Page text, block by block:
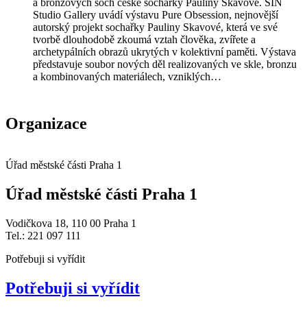
a bronzových soch české sochařky Pauliny Skavové. SIN
Studio Gallery uvádí výstavu Pure Obsession, nejnovější
autorský projekt sochařky Pauliny Skavové, která ve své
tvorbě dlouhodobě zkoumá vztah člověka, zvířete a
archetypálních obrazů ukrytých v kolektivní paměti. Výstava
představuje soubor nových děl realizovaných ve skle, bronzu
a kombinovaných materiálech, vzniklých…
Organizace
Úřad městské části Praha 1
Úřad městské části Praha 1
Vodičkova 18, 110 00 Praha 1
Tel.: 221 097 111
Potřebuji si vyřídit
Potřebuji si vyřídit